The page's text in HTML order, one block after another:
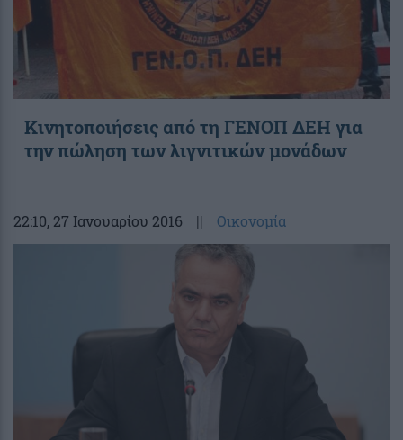
Kινητοποιήσεις από τη ΓΕΝΟΠ ΔΕΗ για
την πώληση των λιγνιτικών μονάδων
22:10, 27 Ιανουαρίου 2016 || Οικονομία